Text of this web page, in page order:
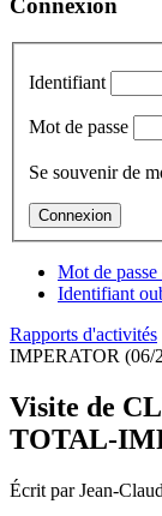
Connexion
Identifiant
Mot de passe
Se souvenir de
Mot de
Identifiant
Rapports d'activités
IMPERATOR (06/
Visite de
TOTAL-
Écrit par Jean-